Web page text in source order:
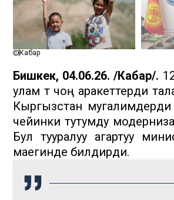
Кабар
Бишкек, 04.06.26. /Кабар/.
улам өтө чоң аракеттерди
Кыргызстан
чейинки тутумду
Бул тууралуу агартуу
маегинде билдирди.